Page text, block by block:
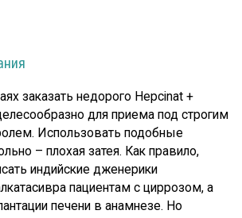
заказать недорого Hepcinat +
для приема под строгим
Использовать подобные
– плохая затея. Как правило,
индийские дженерики
пациентам с циррозом, а
печени в анамнезе. Но